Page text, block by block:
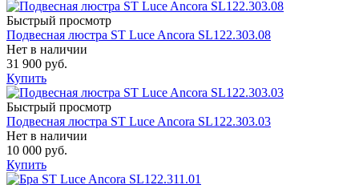
Быстрый просмотр
Подвесная люстра ST Luce Ancora SL122.303.08
Нет в наличии
31 900 руб.
Купить
Быстрый просмотр
Подвесная люстра ST Luce Ancora SL122.303.03
Нет в наличии
10 000 руб.
Купить